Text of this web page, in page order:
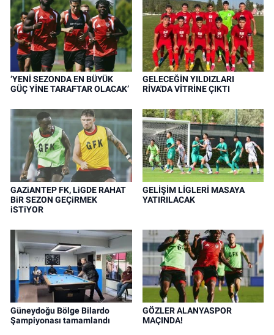
‘YENİ SEZONDA EN BÜYÜK
GÜÇ YİNE TARAFTAR OLACAK’
GELECEĞİN YILDIZLARI
RİVA'DA VİTRİNE ÇIKTI
GAZiANTEP FK, LiGDE RAHAT
BiR SEZON GEÇiRMEK
iSTiYOR
GELİŞİM LİGLERİ MASAYA
YATIRILACAK
Güneydoğu Bölge Bilardo
Şampiyonası tamamlandı
GÖZLER ALANYASPOR
MAÇINDA!